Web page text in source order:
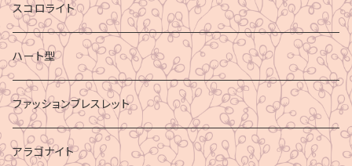
スコロライト
ハート型
ファッションブレスレット
アラゴナイト